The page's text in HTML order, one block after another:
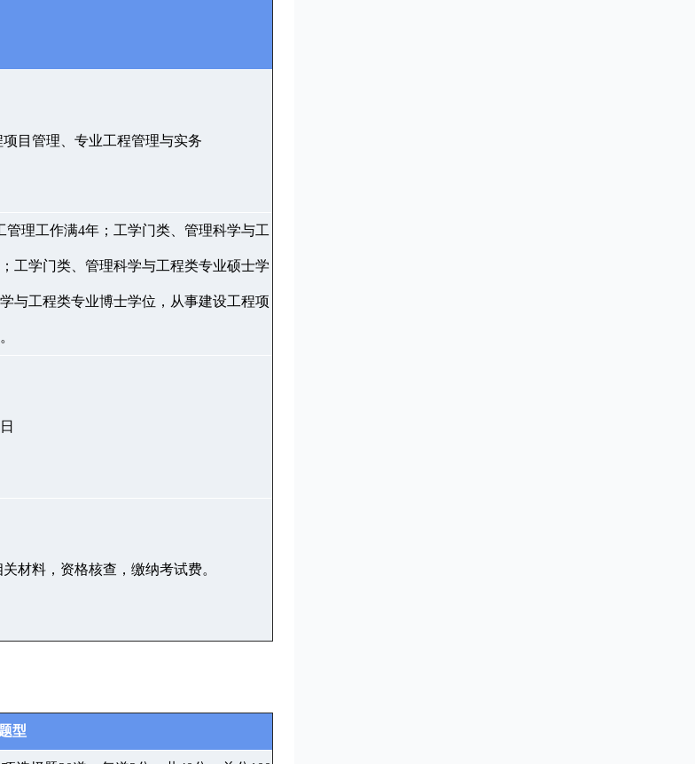
目管理、专业工程管理与实务
理工作满4年；工学门类、管理科学与工
工学门类、管理科学与工程类专业硕士学
与工程类专业博士学位，从事建设工程项
材料，资格核查，缴纳考试费。
型